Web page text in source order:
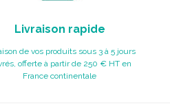
Livraison rapide
de vos produits sous 3 à 5 jours
offerte à partir de 250 € HT en
France continentale